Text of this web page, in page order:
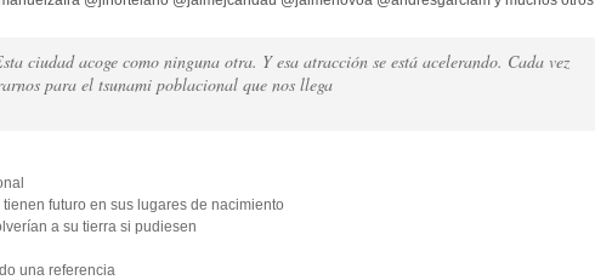
ciudad acoge como ninguna otra. Y esa atracción se está acelerando. Cada vez
para el tsunami poblacional que nos llega
futuro en sus lugares de nacimiento
a su tierra si pudiesen
una referencia